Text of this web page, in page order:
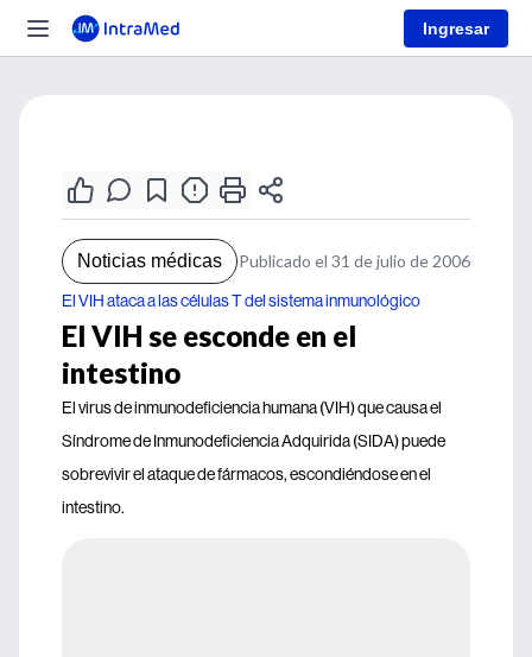
Ingresar
Noticias médicas Publicado el 31 de julio de 2006
El VIH ataca a las células T del sistema inmunológico
El VIH se esconde en el
intestino
El virus de inmunodeficiencia humana (VIH) que causa el
Síndrome de Inmunodeficiencia Adquirida (SIDA) puede
sobrevivir el ataque de fármacos, escondiéndose en el
intestino.